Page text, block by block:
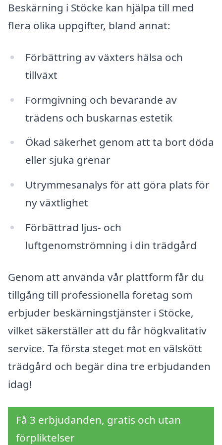
Beskärning i Stöcke kan hjälpa till med
flera olika uppgifter, bland annat:
Förbättring av växters hälsa och
tillväxt
Formgivning och bevarande av
trädens och buskarnas estetik
Ökad säkerhet genom att ta bort döda
eller sjuka grenar
Utrymmesanalys för att göra plats för
ny växtlighet
Förbättrad ljus- och
luftgenomströmning i din trädgård
Genom att använda vår plattform får du
tillgång till professionella företag som
erbjuder beskärningstjänster i Stöcke,
vilket säkerställer att du får högkvalitativ
service. Ta första steget mot en välskött
trädgård och begär dina tre erbjudanden
idag!
Få 3 erbjudanden, gratis och utan
förpliktelser